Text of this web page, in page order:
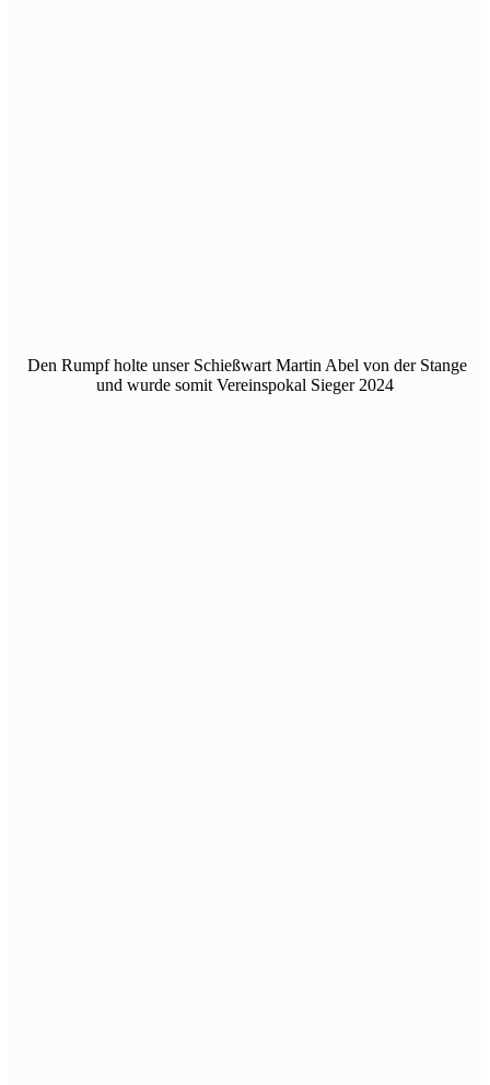
Den Rumpf holte unser Schießwart Martin Abel von der Stange
und wurde somit Vereinspokal Sieger 2024